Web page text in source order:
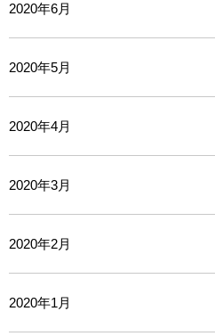
2020年6月
2020年5月
2020年4月
2020年3月
2020年2月
2020年1月